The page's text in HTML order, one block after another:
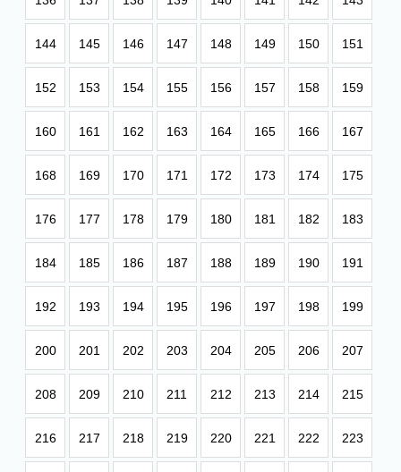
144 145 146 147 148 149 150 151
152 153 154 155 156 157 158 159
160 161 162 163 164 165 166 167
168 169 170 171 172 173 174 175
176 177 178 179 180 181 182 183
184 185 186 187 188 189 190 191
192 193 194 195 196 197 198 199
200 201 202 203 204 205 206 207
208 209 210 211 212 213 214 215
216 217 218 219 220 221 222 223